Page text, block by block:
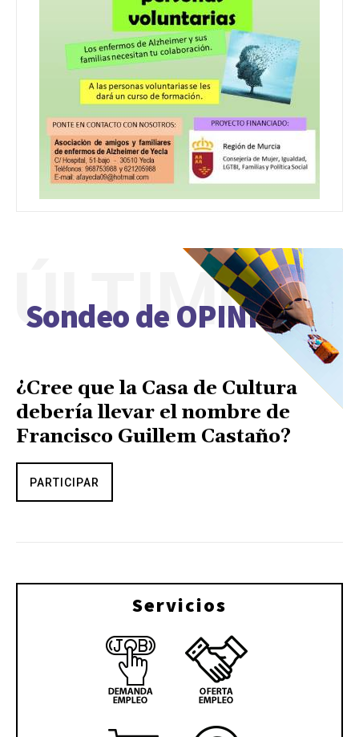
Sondeo de OPINIÓN
ÚLTIMO
¿Cree que la Casa de Cultura
debería llevar el nombre de
Francisco Guillem Castaño?
PARTICIPAR
Servicios